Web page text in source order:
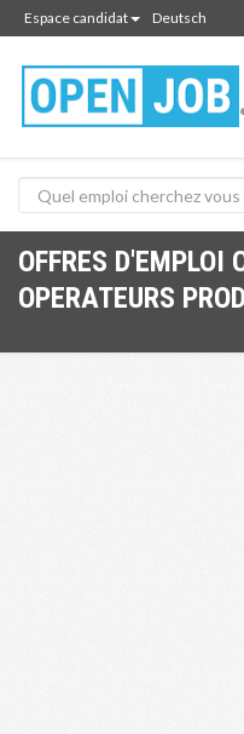
Espace candidat Deutsch
OFFRES D'EMPLOI
OPERATEURS